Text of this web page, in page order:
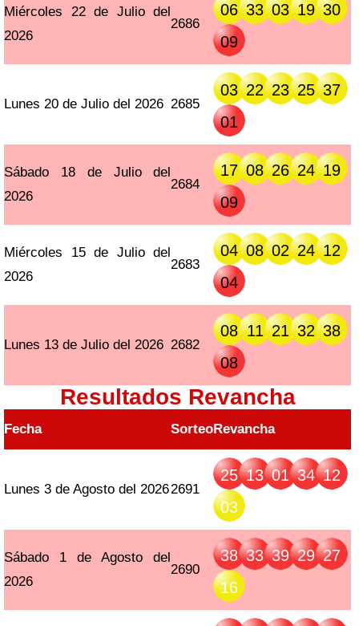
Miércoles 22 de Julio del
2026
2686
06 33 03 19 30
09
Lunes 20 de Julio del 2026 2685
03 22 23 25 37
01
Sábado 18 de Julio del
2026
2684
17 08 26 24 19
09
Miércoles 15 de Julio del
2026
2683
04 08 02 24 12
04
Lunes 13 de Julio del 2026 2682
08 11 21 32 38
08
Resultados Revancha
Fecha SorteoRevancha
Lunes 3 de Agosto del 20262691
25 13 01 34 12
03
Sábado 1 de Agosto del
2026
2690
38 33 39 29 27
16